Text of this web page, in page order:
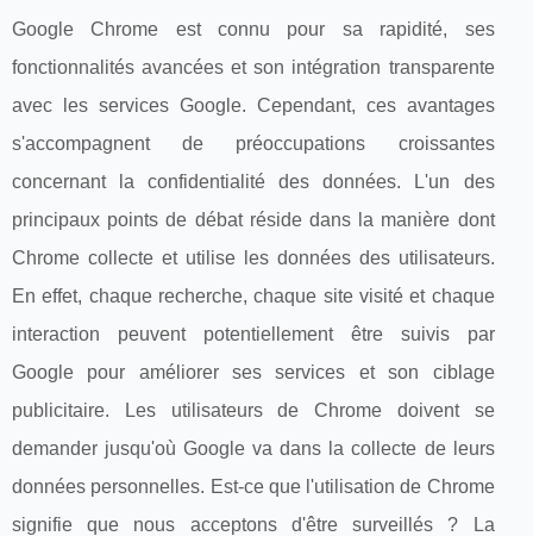
Google Chrome est connu pour sa rapidité, ses
fonctionnalités avancées et son intégration transparente
avec les services Google. Cependant, ces avantages
s'accompagnent de préoccupations croissantes
concernant la confidentialité des données. L'un des
principaux points de débat réside dans la manière dont
Chrome collecte et utilise les données des utilisateurs.
En effet, chaque recherche, chaque site visité et chaque
interaction peuvent potentiellement être suivis par
Google pour améliorer ses services et son ciblage
publicitaire. Les utilisateurs de Chrome doivent se
demander jusqu'où Google va dans la collecte de leurs
données personnelles. Est-ce que l'utilisation de Chrome
signifie que nous acceptons d'être surveillés ? La